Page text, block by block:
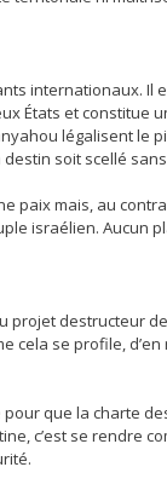
internationaux. Il
États et constitue
légalisent le
soit scellé
paix mais, au
israélien. Aucun
projet destructeur
cela se profile,
que la charte
c’est se rendre